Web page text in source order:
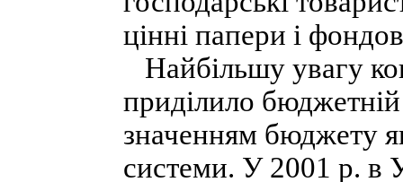
цінні папери і
Найбільшу увагу
приділило
значенням бюджету
системи. У 2001 р. в